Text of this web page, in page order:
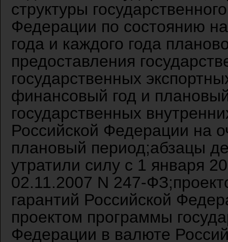
структуры
Федерации по состоянию
года и каждого года
предоставления
государственных
финансовый год и
государственных
Российской Федерации на
плановый период;абзацы
утратили силу с 1 января
02.11.2007 N 247-
гарантий Российской
проектом программы
Федерации в валюте